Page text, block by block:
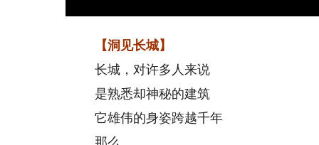
【洞见长城】
长城，对许多人来说
是熟悉却神秘的建筑
它雄伟的身姿跨越千年
那么